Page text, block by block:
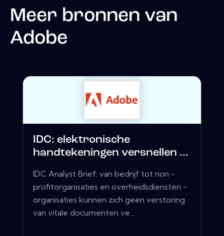
Meer bronnen van
Adobe
IDC: elektronische
handtekeningen versnellen ...
IDC Analyst Brief: van bedrijf tot non -
profitorganisaties en overheidsdiensten -
organisaties kunnen zich geen verstoring
van vitale documenten ve...